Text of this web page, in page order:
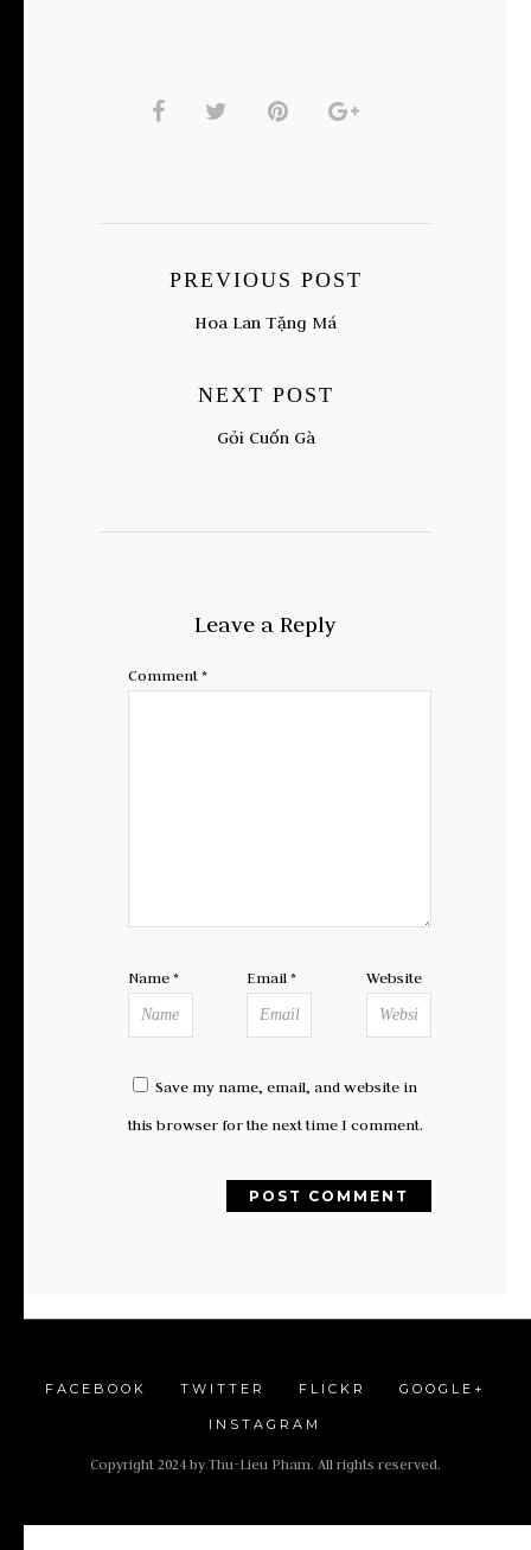
PREVIOUS POST
Hoa Lan Tặng Má
NEXT POST
Gỏi Cuốn Gà
Leave a Reply
Comment*
Name* Email* Website
Save my name, email, and website in
this browser for the next time I comment.
FACEBOOK TWITTER FLICKR GOOGLE+
INSTAGRAM
Copyright 2024 by Thu-Lieu Pham. All rights reserved.